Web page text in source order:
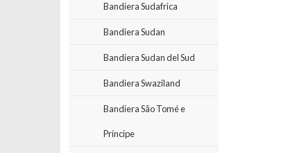
Bandiera Sudafrica
Bandiera Sudan
Bandiera Sudan del Sud
Bandiera Swaziland
Bandiera São Tomé e
Príncipe